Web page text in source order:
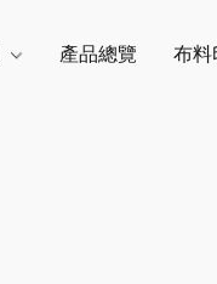
產品總覽 布